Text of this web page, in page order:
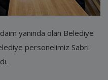
yanında olan Belediye
personelimiz Sabri